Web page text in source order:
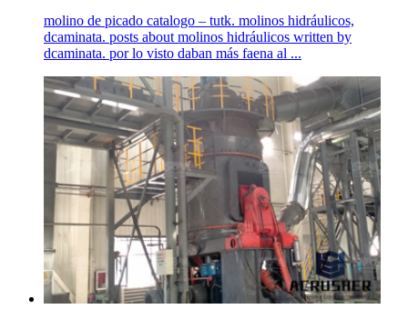
molino de picado catalogo – tutk. molinos hidráulicos,
dcaminata. posts about molinos hidráulicos written by
dcaminata. por lo visto daban más faena al ...